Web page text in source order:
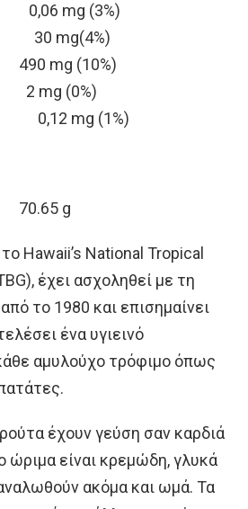
mg (3%)
mg(4%)
(10%)
(0%)
mg (1%)
g
Hawaii’s National Tropical
έχει ασχοληθεί με τη
το 1980 και επισημαίνει
ένα υγιεινό
αμυλούχο τρόφιμο όπως
έχουν γεύση σαν καρδιά
ώριμα είναι κρεμώδη, γλυκά
ακόμα και ωμά. Τα